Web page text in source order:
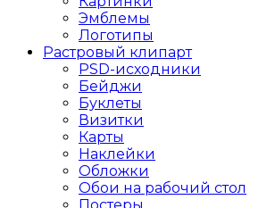
Эмблемы
Логотипы
Растровый клипарт
PSD-исходники
Бейджи
Буклеты
Визитки
Карты
Наклейки
Обложки
Обои на рабочий стол